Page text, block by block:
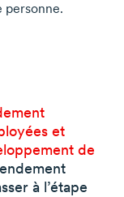
personne.
et
de
à l’étape